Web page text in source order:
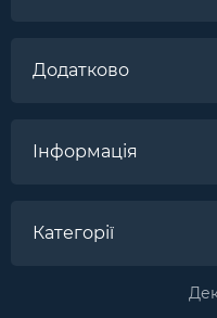
Додатково
Інформація
Категорії